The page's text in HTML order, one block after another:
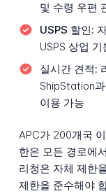
및 수령 우편
USPS 할인:
USPS 상업
실시간 견적:
ShipStation
이용 가능
APC가 200개국
한은 모든 경로에
리청은 자체 제한
제한을 준수해야